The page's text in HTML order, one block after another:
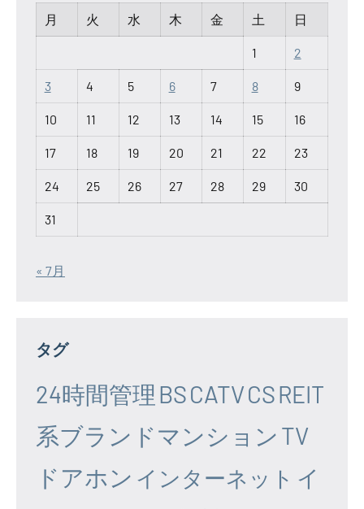
月
火 水 木 金 土 日
1 2
3 4 5 6 7 8 9
10 11 12 13 14 15 16
17 18 19 20 21 22 23
24 25 26 27 28 29 30
31
« 7月
タグ
24時間管理 BSCATVCSREIT
系ブランドマンション TV
ドアホン インターネット イ